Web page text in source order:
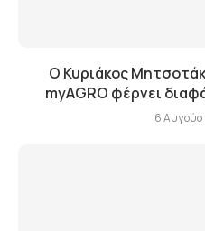
Ο Κυριάκος
myAGRO φέρνει
6